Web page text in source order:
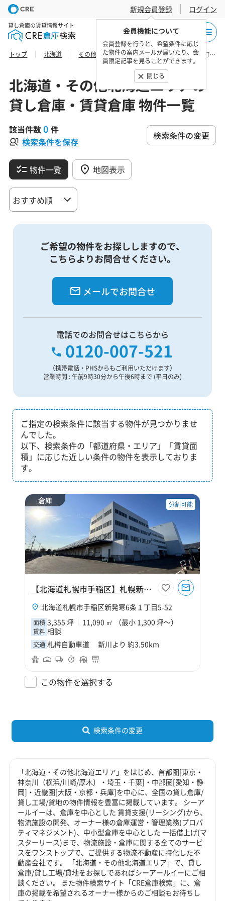
新規会員登録
会員機能について
会員登録を行うと、希望条件に応じ
た物件の案内メールが届いたり、会
員限定記事を見ることができます。
閉じる
ログイン
貸し倉庫の賃貸情報サイト
トップ 北海道 その他北海道エリア 空知総合振興局雨竜町の貸し倉庫・賃貸倉庫 物件一覧
北海道・その他北海道エリアの
貸し倉庫・賃貸倉庫 物件一覧
該当件数0 件
検索条件を保存
検索条件の変更
物件一覧 地図表示
ご希望の物件をお探ししますので、
こちらよりお問合せください。
メールでお問合せ
電話でのお問合せはこちらから
0120-007-521
（携帯電話・PHSからもご利用いただけます）
営業時間 : 午前9時30分から午後6時まで (平日のみ)
ご指定の検索条件に該当する物件が見つかりませ
んでした。
以下、検索条件の「都道府県・エリア」「賃貸面
積」に応じた近しい条件の物件を表示しておりま
す。
倉庫 分割可能
【北海道札幌市手稲区】札幌新発寒物流センター
北海道札幌市手稲区新発寒6条１丁目5-52
面積 3,355 坪 11,090 ㎡ （最小 1,300 坪～）
賃料 相談
交通 札樽自動車道 新川より 約3.50km
この物件を選択する
検索条件の変更
「北海道・その他北海道エリア」をはじめ、首都圏[東京・
神奈川（横浜/川崎/厚木）・埼玉・千葉]・中部圏[愛知・静
岡]・近畿圏[大阪・京都・兵庫]を中心に、全国の貸し倉庫/
貸し工場/貸地の物件情報を豊富に掲載しています。 シーア
ールイーは、倉庫を中心とした 賃貸支援(リーシング)から、
物流施設の開発、オーナー様の倉庫運営・管理業務(プロパ
ティマネジメント)、中小型倉庫を中心とした 一括借上げ(マ
スターリース)まで、物流施設・倉庫に関する全てのサービ
スをワンストップで、ご提供する物流不動産に特化した不
動産会社です。 「北海道・その他北海道エリア」で、貸し
倉庫/貸し工場/貸地をお探しであればシーアールイーにご相
談ください。 また物件検索サイト「CRE倉庫検索」に、倉
庫の掲載を希望されるオーナー様からのご相談もお待ちし